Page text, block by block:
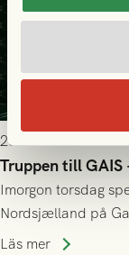
2026-07-22 19:00
Truppen till
Imorgon torsdag
Nordsjælland på
Holmberg och
Läs mer